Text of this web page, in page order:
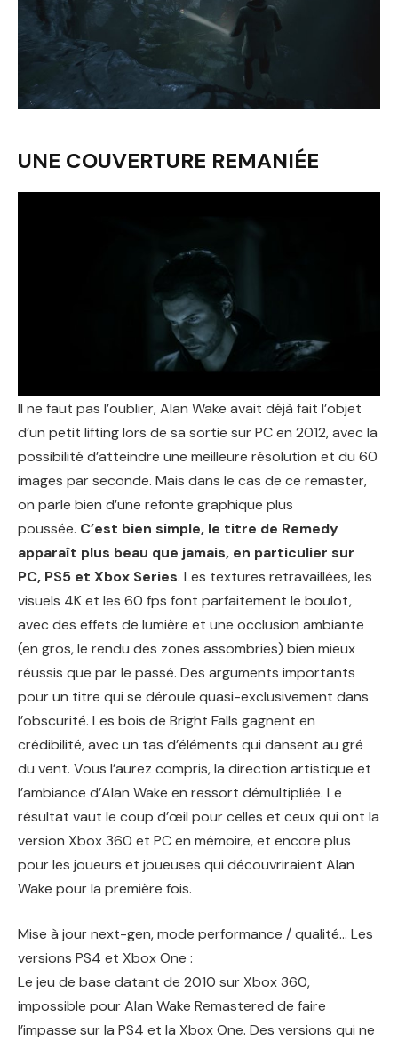
UNE COUVERTURE REMANIÉE
Il ne faut pas l’oublier, Alan Wake avait déjà fait l’objet
d’un petit lifting lors de sa sortie sur PC en 2012, avec la
possibilité d’atteindre une meilleure résolution et du 60
images par seconde. Mais dans le cas de ce remaster,
on parle bien d’une refonte graphique plus
poussée. C’est bien simple, le titre de Remedy
apparaît plus beau que jamais, en particulier sur
PC, PS5 et Xbox Series. Les textures retravaillées, les
visuels 4K et les 60 fps font parfaitement le boulot,
avec des effets de lumière et une occlusion ambiante
(en gros, le rendu des zones assombries) bien mieux
réussis que par le passé. Des arguments importants
pour un titre qui se déroule quasi-exclusivement dans
l’obscurité. Les bois de Bright Falls gagnent en
crédibilité, avec un tas d’éléments qui dansent au gré
du vent. Vous l’aurez compris, la direction artistique et
l’ambiance d’Alan Wake en ressort démultipliée. Le
résultat vaut le coup d’œil pour celles et ceux qui ont la
version Xbox 360 et PC en mémoire, et encore plus
pour les joueurs et joueuses qui découvriraient Alan
Wake pour la première fois.
Mise à jour next-gen, mode performance / qualité… Les
versions PS4 et Xbox One :
Le jeu de base datant de 2010 sur Xbox 360,
impossible pour Alan Wake Remastered de faire
l’impasse sur la PS4 et la Xbox One. Des versions qui ne